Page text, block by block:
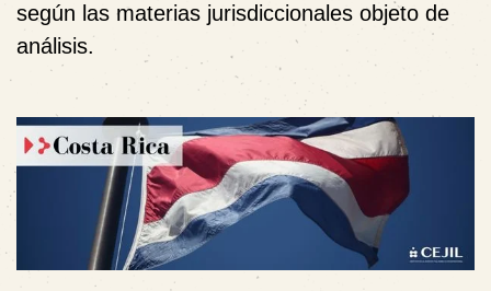
según las materias jurisdiccionales objeto de
análisis.